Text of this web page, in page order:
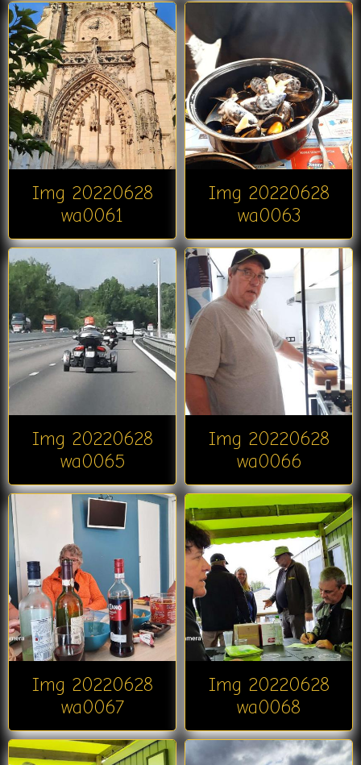
Img 20220628
wa0061
Img 20220628
wa0063
Img 20220628
wa0065
Img 20220628
wa0066
Img 20220628
wa0067
Img 20220628
wa0068